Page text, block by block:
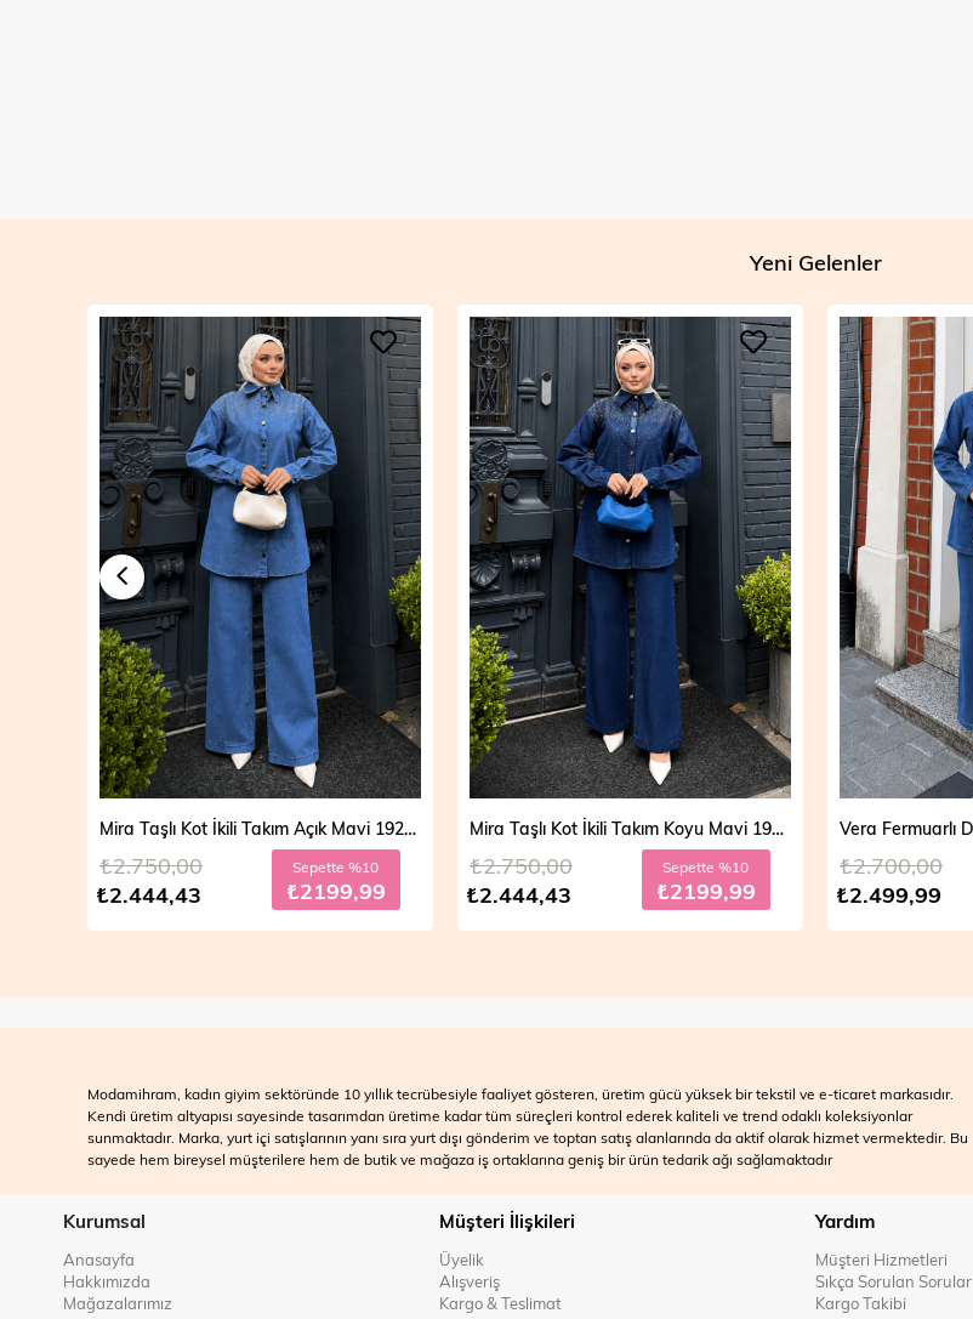
Yeni Gelenler
Mira Taşlı Kot İkili Takım Açık Mavi 19286
₺2.444,43
₺2.750,00 Sepette %10
₺2199,99
Mira Taşlı Kot İkili Takım Koyu Mavi 19286
₺2.444,43
₺2.750,00 Sepette %10
₺2199,99 ₺2.499,99
₺2.700,00
Modamihram, kadın giyim sektöründe 10 yıllık tecrübesiyle faaliyet gösteren, üretim gücü yüksek bir tekstil ve e-ticaret markasıdır.
Kendi üretim altyapısı sayesinde tasarımdan üretime kadar tüm süreçleri kontrol ederek kaliteli ve trend odaklı koleksiyonlar
sunmaktadır. Marka, yurt içi satışlarının yanı sıra yurt dışı gönderim ve toptan satış alanlarında da aktif olarak hizmet vermektedir. Bu
sayede hem bireysel müşterilere hem de butik ve mağaza iş ortaklarına geniş bir ürün tedarik ağı sağlamaktadır
Kurumsal
Anasayfa
Hakkımızda
Mağazalarımız
Müşteri İlişkileri
Üyelik
Alışveriş
Kargo & Teslimat
Yardım
Müşteri Hizmetleri
Sıkça Sorulan Sorular
Kargo Takibi